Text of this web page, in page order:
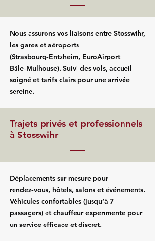
Nous assurons vos liaisons entre Stosswihr,
les gares et aéroports
(Strasbourg‑Entzheim, EuroAirport
Bâle‑Mulhouse). Suivi des vols, accueil
soigné et tarifs clairs pour une arrivée
sereine.
Trajets privés et professionnels
à Stosswihr
Déplacements sur mesure pour
rendez‑vous, hôtels, salons et événements.
Véhicules confortables (jusqu’à 7
passagers) et chauffeur expérimenté pour
un service efficace et discret.